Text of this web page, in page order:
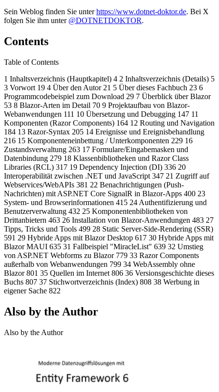
Sein Weblog finden Sie unterhttps://www.dotnet-doktor.de. Bei X
folgen Sie ihm unter @DOTNETDOKTOR.
Contents
Table of Contents
1 Inhaltsverzeichnis (Hauptkapitel) 4 2 Inhaltsverzeichnis (Details) 5
3 Vorwort 19 4 Über den Autor 21 5 Über dieses Fachbuch 23 6
Programmcodebeispiel zum Download 29 7 Überblick über Blazor
53 8 Blazor-Arten im Detail 70 9 Projektaufbau von Blazor-
Webanwendungen 111 10 Übersetzung und Debugging 147 11
Komponenten (Razor Components) 164 12 Routing und Navigation
184 13 Razor-Syntax 205 14 Ereignisse und Ereignisbehandlung
216 15 Komponenteneinbettung / Unterkomponenten 229 16
Zustandsverwaltung 263 17 Formulare/Eingabemasken und
Datenbindung 279 18 Klassenbibliotheken und Razor Class
Libraries (RCL) 317 19 Dependency Injection (DI) 336 20
Interoperabilität zwischen .NET und JavaScript 347 21 Zugriff auf
Webservices/WebAPIs 381 22 Benachrichtigungen (Push-
Nachrichten) mit ASP.NET Core SignalR in Blazor-Apps 400 23
System- und Browserinformationen 415 24 Authentifizierung und
Benutzerverwaltung 432 25 Komponentenbibliotheken von
Drittanbietern 463 26 Installation von Blazor-Anwendungen 483 27
Tipps, Tricks und Tools 499 28 Static Server-Side-Rendering (SSR)
591 29 Hybride Apps mit Blazor Desktop 617 30 Hybride Apps mit
Blazor MAUI 635 31 Fallbeispiel "MiracleList" 639 32 Umstieg
von ASP.NET Webforms zu Blazor 779 33 Razor Components
außerhalb von Webanwendungen 799 34 WebAssembly ohne
Blazor 801 35 Quellen im Internet 806 36 Versionsgeschichte dieses
Buchs 807 37 Stichwortverzeichnis (Index) 808 38 Werbung in
eigener Sache 822
Also by the Author
Also by the Author